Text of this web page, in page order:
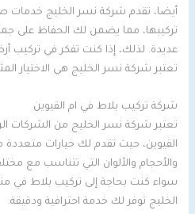
أيضا، تقدم شركة نسر الخليج خدمات
تركيبها، مما يضمن لك الحفاظ على
عديدة. لذلك، إذا كنت تفكر في تركيب
تعتبر شركة نسر الخليج هي الاختيار
شركة تركيب بلاط في ام القيوين
تعتبر شركة نسر الخليج من الشركات
القيوين، حيث تقدم لك خيارات متعددة
والأحجام والألوان التي تتناسب مع
سواء كنت بحاجة إلى تركيب بلاط في
الخليج توفر لك خدمة احترافية ودقيقة.